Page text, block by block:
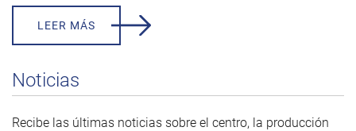
LEER MÁS
Noticias
Recibe las últimas noticias sobre el centro, la producción